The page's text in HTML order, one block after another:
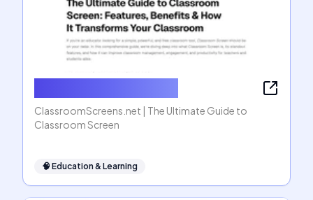
ClassroomScreens.net | The Ultimate Guide to
Classroom Screen
🧠 Education & Learning